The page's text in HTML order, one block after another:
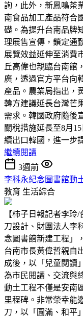
詢，此外，新鳳鳴茶
南食品加工產品符合
礎。為提升台南品牌
理展售宣傳，鎖定通
展覽效益延伸至消費
丘高偉也親臨台南館
廣，透過官方平台向
產品。農業局指出，
韓方建議延長台灣芒
需求。韓國政府隨後
關稅措施延長至8月
續出口韓國，進一步
繼續閱讀
3週前
李科永紀念圖書館動
教育 生活綜合
【柿子日報記者李
刀設計、財團法人李
念圖書館新建工程」
台南市長黃偉哲親自
成後，以「兒童閱讀
為市民閱讀、交流與
動土工程不僅是安南
里程碑。非常榮幸能
刀，以「圓滿、和平